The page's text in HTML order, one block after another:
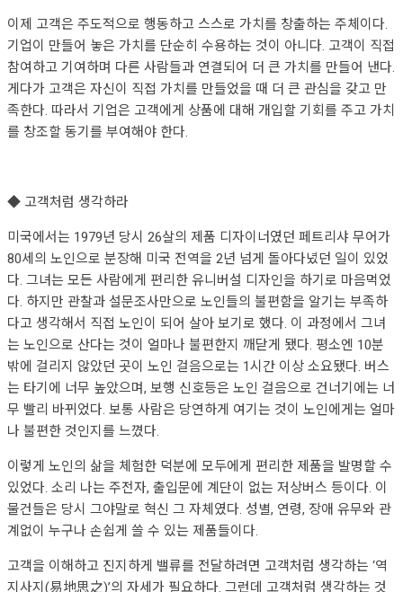
이제 고객은 주도적으로 행동하고 스스로 가치를 창출하는 주체이다.
기업이 만들어 놓은 가치를 단순히 수용하는 것이 아니다. 고객이 직접
참여하고 기여하며 다른 사람들과 연결되어 더 큰 가치를 만들어 낸다.
게다가 고객은 자신이 직접 가치를 만들었을 때 더 큰 관심을 갖고 만
족한다. 따라서 기업은 고객에게 상품에 대해 개입할 기회를 주고 가치
를 창조할 동기를 부여해야 한다.
◆ 고객처럼 생각하라
미국에서는 1979년 당시 26살의 제품 디자이너였던 페트리샤 무어가
80세의 노인으로 분장해 미국 전역을 2년 넘게 돌아다녔던 일이 있었
다. 그녀는 모든 사람에게 편리한 유니버설 디자인을 하기로 마음먹었
다. 하지만 관찰과 설문조사만으로 노인들의 불편함을 알기는 부족하
다고 생각해서 직접 노인이 되어 살아 보기로 했다. 이 과정에서 그녀
는 노인으로 산다는 것이 얼마나 불편한지 깨닫게 됐다. 평소엔 10분
밖에 걸리지 않았던 곳이 노인 걸음으로는 1시간 이상 소요됐다. 버스
는 타기에 너무 높았으며, 보행 신호등은 노인 걸음으로 건너기에는 너
무 빨리 바뀌었다. 보통 사람은 당연하게 여기는 것이 노인에게는 얼마
나 불편한 것인지를 느꼈다.
이렇게 노인의 삶을 체험한 덕분에 모두에게 편리한 제품을 발명할 수
있었다. 소리 나는 주전자, 출입문에 계단이 없는 저상버스 등이다. 이
물건들은 당시 그야말로 혁신 그 자체였다. 성별, 연령, 장애 유무와 관
계없이 누구나 손쉽게 쓸 수 있는 제품들이다.
고객을 이해하고 진지하게 밸류를 전달하려면 고객처럼 생각하는 ‘역
지사지(易地思之)’의 자세가 필요하다. 그런데 고객처럼 생각하는 것